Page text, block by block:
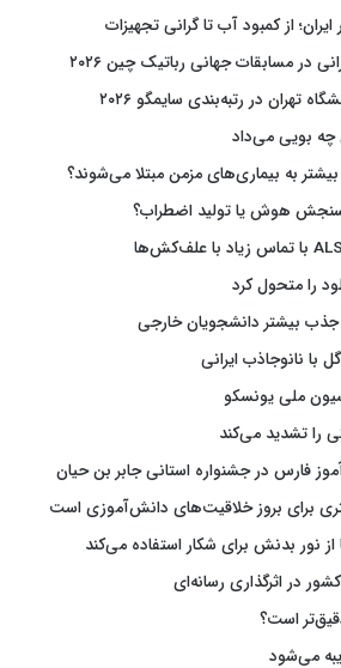
از کمبود آب تا گرانی تجهیزات
در مسابقات جهانی رباتیک چین ۲۰۲۶
تهران در رتبه‌بندی سایمگو ۲۰۲۶
به بیماری‌های مزمن مبتلا می‌شوند؟
سنجش هوش یا تولید اضطراب؟
را متحول کرد
جذب بیشتر دانشجویان خارجی
با نانوجاذب ایرانی
ملی یونسکو
برای بروز خلاقیت‌های دانش‌آموزی است
نور بدنش برای شکار استفاده می‌کند
در اثرگذاری رسانه‌ای
است؟
می‌شود